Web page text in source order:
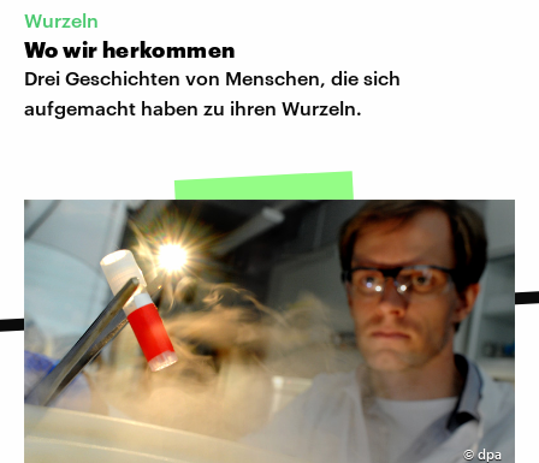
Wurzeln
Wo wir herkommen
Drei Geschichten von Menschen, die sich
aufgemacht haben zu ihren Wurzeln.
©dpa